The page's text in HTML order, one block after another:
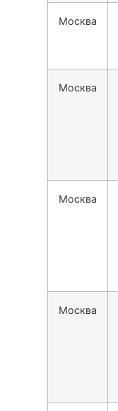
Москва
Москва
Москва
Москва